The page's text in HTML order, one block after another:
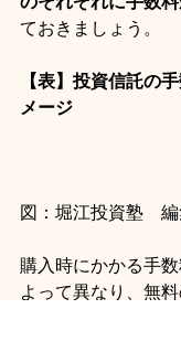
ておきましょう。
【表】投資信託の
メージ
図：堀江投資塾　
購入時にかかる手
よって異なり、無